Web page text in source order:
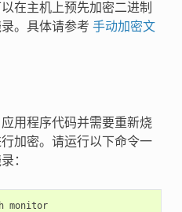
在主机上预先加密二进制
。具体请参考 手动加密文
用程序代码并需要重新烧
加密。请运行以下命令一
：
monitor